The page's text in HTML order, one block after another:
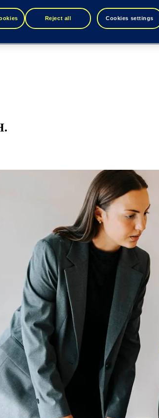
Reject all Cookies settings